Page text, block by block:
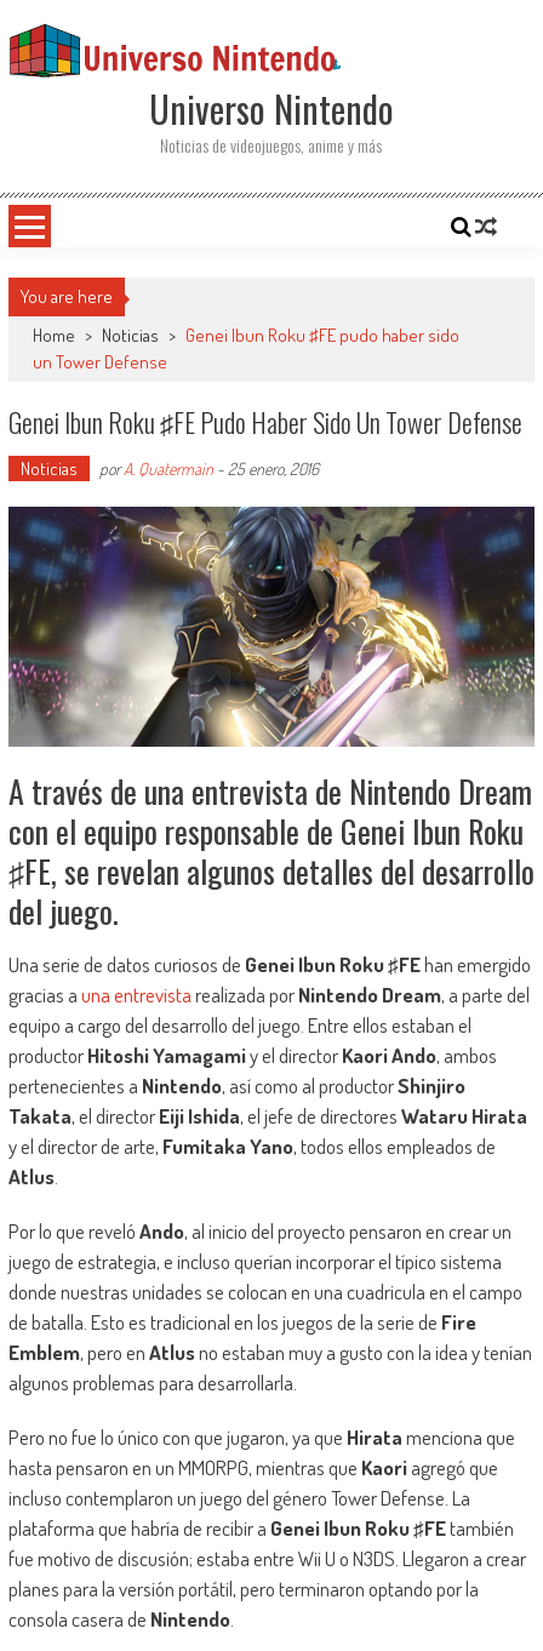
Universo Nintendo
Noticias de videojuegos, anime y más
You are here
Home > Noticias > Genei Ibun Roku ♯FE pudo haber sido
un Tower Defense
Genei Ibun Roku ♯FE Pudo Haber Sido Un Tower Defense
Noticias porA. Quatermain- 25 enero, 2016
A través de una entrevista de Nintendo Dream
con el equipo responsable de Genei Ibun Roku
♯FE, se revelan algunos detalles del desarrollo
del juego.
Una serie de datos curiosos de Genei Ibun Roku ♯FEhan emergido
gracias auna entrevistarealizada porNintendo Dream, a parte del
equipo a cargo del desarrollo del juego. Entre ellos estaban el
productorHitoshi Yamagamiy el directorKaori Ando, ambos
pertenecientes a Nintendo, así como al productorShinjiro
Takata, el directorEiji Ishida, el jefe de directoresWataru Hirata
y el director de arte, Fumitaka Yano, todos ellos empleados de
Atlus.
Por lo que revelóAndo, al inicio del proyecto pensaron en crear un
juego de estrategia, e incluso querían incorporar el típico sistema
donde nuestras unidades se colocan en una cuadricula en el campo
de batalla. Esto es tradicional en los juegos de la serie de Fire
Emblem, pero enAtlusno estaban muy a gusto con la idea y tenían
algunos problemas para desarrollarla.
Pero no fue lo único con que jugaron, ya que Hiratamenciona que
hasta pensaron en un MMORPG, mientras que Kaoriagregó que
incluso contemplaron un juego del género Tower Defense. La
plataforma que habría de recibir a Genei Ibun Roku ♯FEtambién
fue motivo de discusión; estaba entre Wii U o N3DS. Llegaron a crear
planes para la versión portátil, pero terminaron optando por la
consola casera de Nintendo.